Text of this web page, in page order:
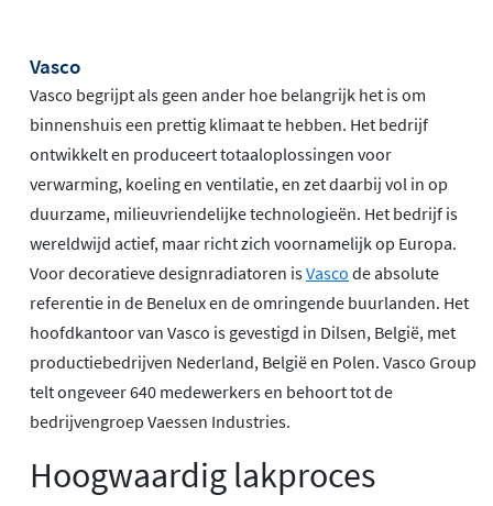
Vasco
Vasco begrijpt als geen ander hoe belangrijk het is om
binnenshuis een prettig klimaat te hebben. Het bedrijf
ontwikkelt en produceert totaaloplossingen voor
verwarming, koeling en ventilatie, en zet daarbij vol in op
duurzame, milieuvriendelijke technologieën. Het bedrijf is
wereldwijd actief, maar richt zich voornamelijk op Europa.
Voor decoratieve designradiatoren isVasco de absolute
referentie in de Benelux en de omringende buurlanden. Het
hoofdkantoor van Vasco is gevestigd in Dilsen, België, met
productiebedrijven Nederland, België en Polen. Vasco Group
telt ongeveer 640 medewerkers en behoort tot de
bedrijvengroep Vaessen Industries.
Hoogwaardig lakproces